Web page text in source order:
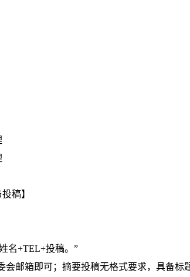
稿】
名+TEL+投稿。”
邮箱即可；摘要投稿无格式要求，具备标